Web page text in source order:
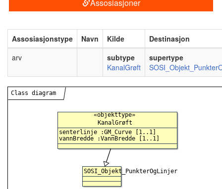
Assosiasjoner
Assosiasjonstype Navn Kilde
Destinasjon
arv
subtype
KanalGrøft
supertype